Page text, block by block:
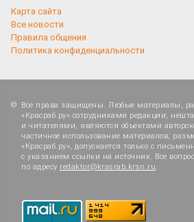
Карта сайта
Все новости
Правила общения
Политика конфиденциальности
Все права защищены. Любые материалы,
«Красраб.ру» сотрудниками редакции,
и читателями, являются объектами
частичное использование материалов,
«Красраб.ру», допускается только с
с указанием ссылки на источник. Все
по адресу redaktor@krasrab.krsn.ru.